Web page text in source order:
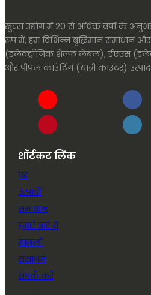
खुदरा उद्योग में 20 से अधिक वर्षों के
रूप में, हम विभिन्न बुद्धिमान समाधान
(इलेक्ट्रॉनिक शेल्फ लेबल), ईएएस
और पीपल काउंटिंग (यात्री काउंटर)
शॉर्टकट लिंक
घर
उत्पादों
समाधान
हमारे बारे में
मामलों
संसाधन
संपर्क करें